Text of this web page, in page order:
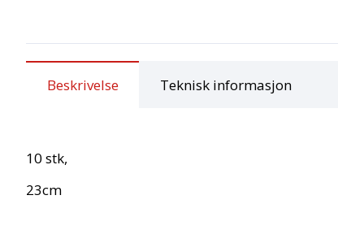
Beskrivelse Teknisk informasjon
10 stk,
23cm